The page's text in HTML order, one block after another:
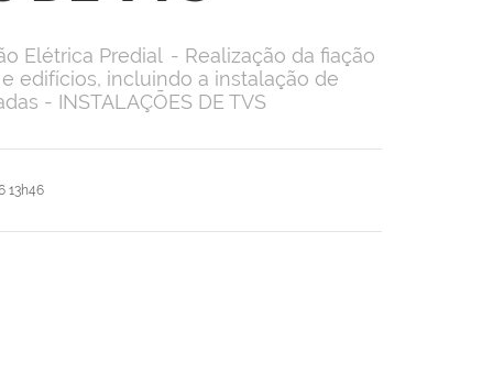
13h46
Elétrica Predial - Realização da fiação
edifícios, incluindo a instalação de
- INSTALAÇÕES DE TVS